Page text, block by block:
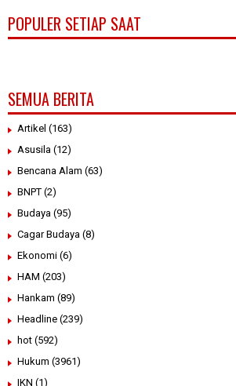
POPULER SETIAP SAAT
SEMUA BERITA
Artikel (163)
Asusila (12)
Bencana Alam (63)
BNPT (2)
Budaya (95)
Cagar Budaya (8)
Ekonomi (6)
HAM (203)
Hankam (89)
Headline (239)
hot (592)
Hukum (3961)
IKN (1)